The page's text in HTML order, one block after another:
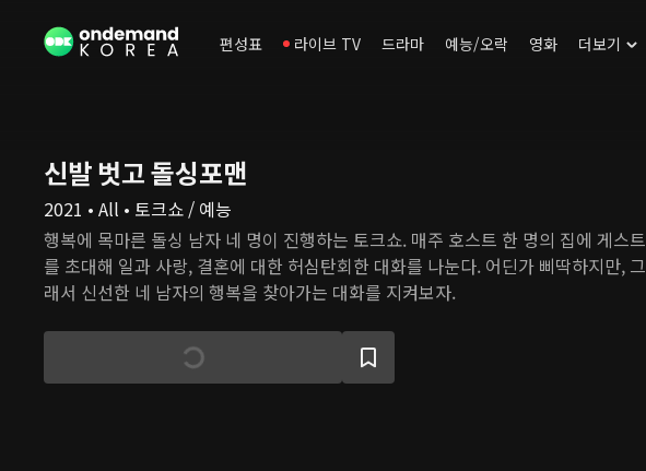
편성표 라이브 TV 드라마 예능/오락 영화 더보기
신발 벗고 돌싱포맨
2021 • All • 토크쇼 / 예능
행복에 목마른 돌싱 남자 네 명이 진행하는 토크쇼. 매주 호스트 한 명의 집에 게스트
를 초대해 일과 사랑, 결혼에 대한 허심탄회한 대화를 나눈다. 어딘가 삐딱하지만, 그
래서 신선한 네 남자의 행복을 찾아가는 대화를 지켜보자.